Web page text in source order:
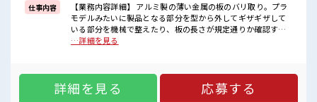
■職場の雰囲気
少人数ですぐに馴染むことができそう♪
アットホームな環境☆
程よく残業あり！
仕事内容
【業務内容詳細】 アルミ製の薄い金属の板のバリ取り。プラ
モデルみたいに製品となる部分を型から外してギザギザして
いる部分を機械で整えたり、板の長さが規定通りか確認する
検査、緩衝材で覆ったりする梱包の仕事もあります。【取扱
間未満で、 ほどよく稼げます♪ ≪機能的な制服アリ≫ 制服が
あるので、 毎日の服装の悩み解消♪ ≪未経験でも活躍できる
≫ 新しいことにチャレンジするのは不安だけど、 しっかり働
…詳細を見る
詳細を見る 応募する